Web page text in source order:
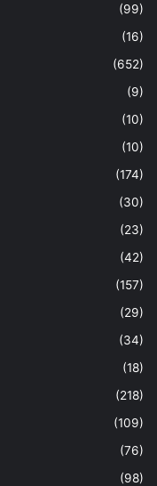
(99)
(16)
(652)
(9)
(10)
(10)
(174)
(30)
(23)
(42)
(157)
(29)
(34)
(18)
(218)
(109)
(76)
(98)